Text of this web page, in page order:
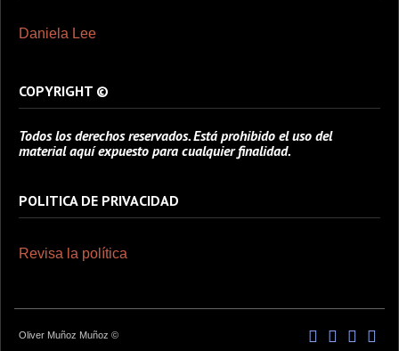
Daniela Lee
COPYRIGHT ©
Todos los derechos reservados. Está prohibido el uso del
material aquí expuesto para cualquier finalidad.
POLITICA DE PRIVACIDAD
Revisa la política
Oliver Muñoz Muñoz ©